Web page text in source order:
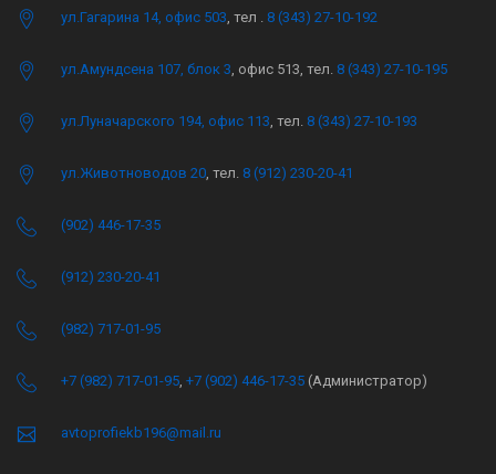
ул.Гагарина 14, офис 503 , тел . 8 (343) 27-10-192
ул.Амундсена 107, блок 3 , офис 513, тел. 8 (343) 27-10-195
ул.Луначарского 194, офис 113 , тел. 8 (343) 27-10-193
ул.Животноводов 20 , тел. 8 (912) 230-20-41
(902) 446-17-35
(912) 230-20-41
(982) 717-01-95
+7 (982) 717-01-95 +7 (902) 446-17-35 (Администратор)
avtoprofiekb196@mail.ru